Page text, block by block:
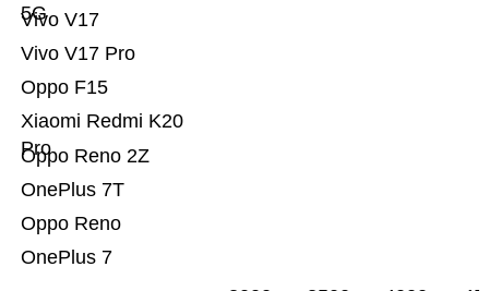
OnePlus 7
Oppo Reno
OnePlus 7T
Oppo Reno 2Z
Xiaomi Redmi K20
Pro
Oppo F15
Vivo V17 Pro
Vivo V17
5G